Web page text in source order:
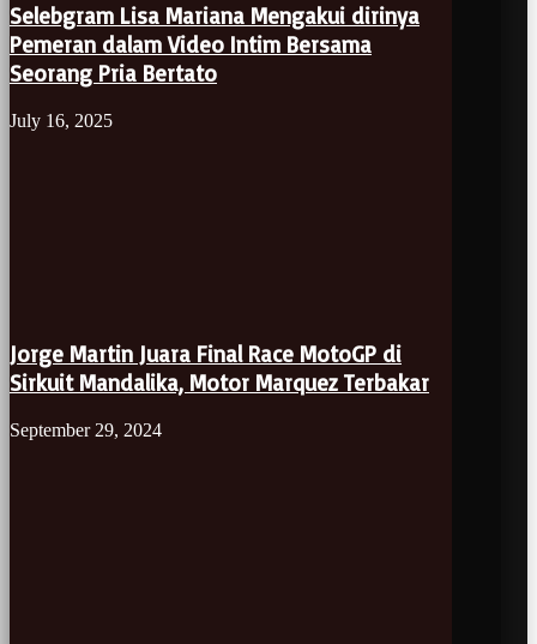
Selebgram Lisa Mariana Mengakui dirinya
Pemeran dalam Video Intim Bersama
Seorang Pria Bertato
July 16, 2025
Jorge Martin Juara Final Race MotoGP di
Sirkuit Mandalika, Motor Marquez Terbakar
September 29, 2024